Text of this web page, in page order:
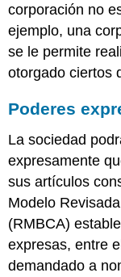
corporación no
ejemplo, una
se le permite
otorgado ciertos
Poderes
La sociedad
expresamente
sus artículos
Modelo
(RMBCA)
expresas, entre
demandado a